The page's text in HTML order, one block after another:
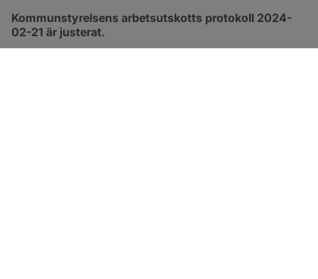
Kommunstyrelsens arbetsutskotts protokoll 2024-
02-21 är justerat.